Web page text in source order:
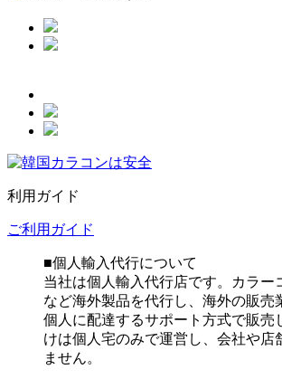
利用ガイド
ご利用ガイド
■個人輸入代行について
当社は個人輸入代行店です。カラー
など海外製品を代行し、海外の販売
個人に配達するサポート方式で販売
けは個人宅のみで運営し、会社や店
ません。